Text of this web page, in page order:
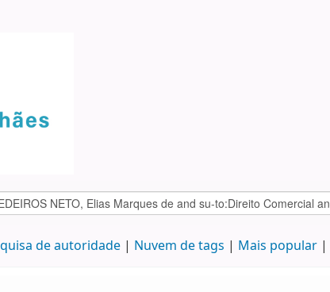
de autoridade Nuvem de tags Mais popular